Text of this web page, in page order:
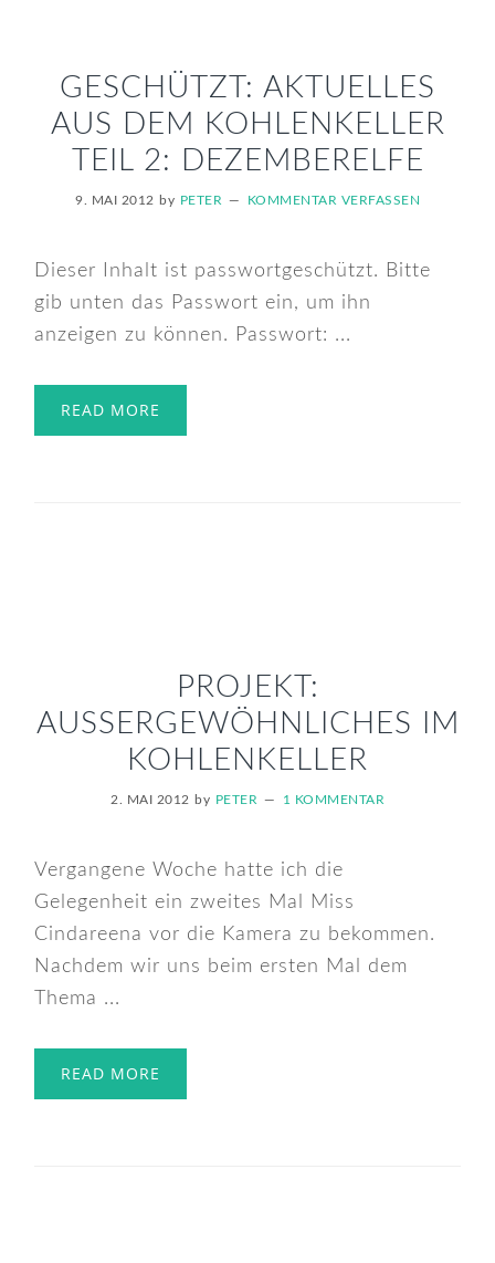
GESCHÜTZT: AKTUELLES
AUS DEM KOHLENKELLER
TEIL 2: DEZEMBERELFE
9. MAI 2012 by PETER KOMMENTAR VERFASSEN
Dieser Inhalt ist passwortgeschützt. Bitte
gib unten das Passwort ein, um ihn
anzeigen zu können. Passwort: ...
READ MORE
PROJEKT:
AUSSERGEWÖHNLICHES IM K
OHLENKELLER
2. MAI 2012 by PETER 1 KOMMENTAR
Vergangene Woche hatte ich die
Gelegenheit ein zweites Mal Miss
Cindareena vor die Kamera zu bekommen.
Nachdem wir uns beim ersten Mal dem
Thema ...
READ MORE